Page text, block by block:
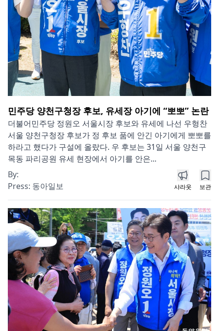
민주당 양천구청장 후보, 유세장 아기에 “뽀뽀” 논란
더불어민주당 정원오 서울시장 후보와 유세에 나선 우형찬
서울 양천구청장 후보가 정 후보 품에 안긴 아기에게 뽀뽀를
하라고 했다가 구설에 올랐다. 우 후보는 31일 서울 양천구
목동 파리공원 유세 현장에서 아기를 안은...
By:
Press: 동아일보 샤라웃 보관